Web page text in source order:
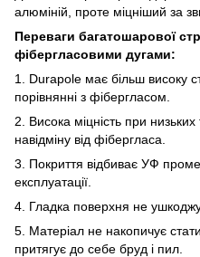
алюміній, проте міцніший за
Переваги багатошарової
фібергласовими дугами:
1. Durapole має більш високу
порівнянні з фібергласом.
2. Висока міцність при
навідміну від фібергласа.
3. Покриття відбиває УФ
експлуатації.
4. Гладка поверхня не
5. Матеріал не накопичує
притягує до себе бруд і пил.